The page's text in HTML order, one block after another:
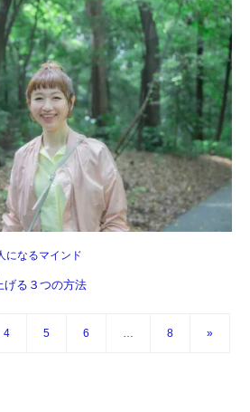
になるマインド
げる３つの方法
4 5 6 8 »